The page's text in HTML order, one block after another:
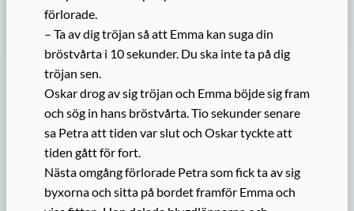
förlorade.
– Ta av dig tröjan så att Emma kan suga din
bröstvårta i 10 sekunder. Du ska inte ta på dig
tröjan sen.
Oskar drog av sig tröjan och Emma böjde sig fram
och sög in hans bröstvårta. Tio sekunder senare
sa Petra att tiden var slut och Oskar tyckte att
tiden gått för fort.
Nästa omgång förlorade Petra som fick ta av sig
byxorna och sitta på bordet framför Emma och